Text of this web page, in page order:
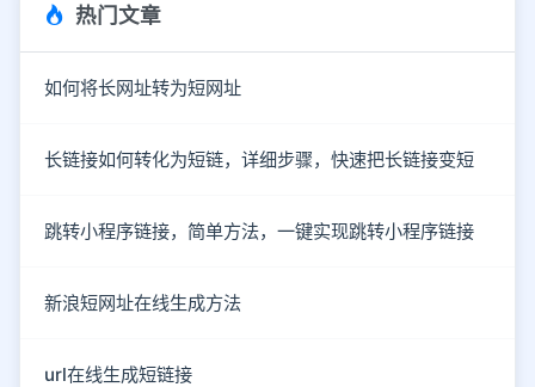
热门文章
如何将长网址转为短网址
长链接如何转化为短链，详细步骤，快速把长链接变短
跳转小程序链接，简单方法，一键实现跳转小程序链接
新浪短网址在线生成方法
url在线生成短链接